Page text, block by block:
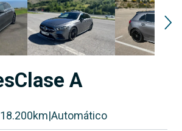
Clase A
km|Automático